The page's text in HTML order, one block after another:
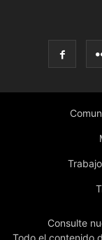
Consulte
Todo el contenido